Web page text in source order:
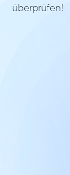
überprüfen!